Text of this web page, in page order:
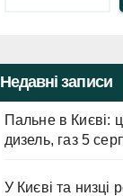
Недавні записи
Пальне в Києві:
дизель, газ 5
У Києві та низці